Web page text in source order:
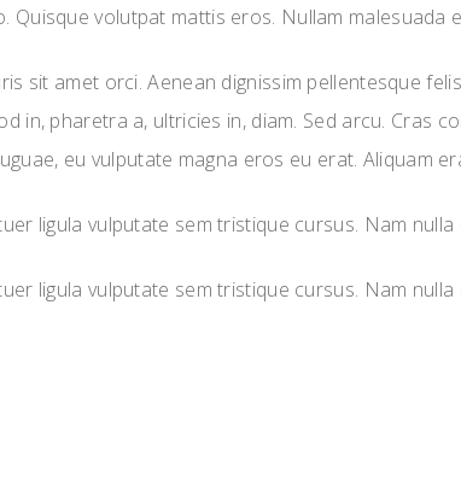
volutpat mattis eros. Nullam malesuada
sit amet orci. Aenean dignissim pellentesque
in, pharetra a, ultricies in, diam. Sed arcu. Cras
eu vulputate magna eros eu erat. Aliquam
ligula vulputate sem tristique cursus. Nam
ligula vulputate sem tristique cursus. Nam